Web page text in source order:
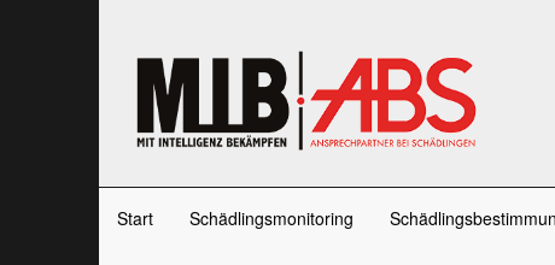
Start Schädlingsmonitoring